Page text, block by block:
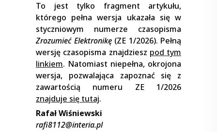
To jest tylko fragment artykułu,
którego pełna wersja ukazała się w
styczniowym numerze czasopisma
Zrozumieć Elektronikę(ZE 1/2026). Pełną
wersję czasopisma znajdziesz pod tym
linkiem. Natomiast niepełna, okrojona
wersja, pozwalająca zapoznać się z
zawartością numeru ZE 1/2026
znajduje się tutaj.
Rafał Wiśniewski
rafi8112@interia.pl